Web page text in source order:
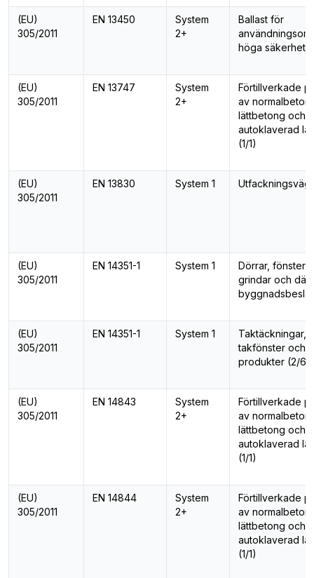
(EU)
305/2011
EN 13450
System
2+
Ballast för
höga
(EU)
305/2011
EN 13747
System
2+
Förtillverkade
av
lättbetong och
autoklaverad
(1/1)
(EU)
305/2011
EN 13830 System 1
(EU)
305/2011
EN 14351-1 System 1
Dörrar, fönster,
grindar och
(EU)
305/2011
EN 14351-1 System 1
Taktäckningar,
takfönster och
produkter (2/6)
(EU)
305/2011
EN 14843
System
2+
Förtillverkade
av
lättbetong och
autoklaverad
(1/1)
(EU)
305/2011
EN 14844
System
2+
Förtillverkade
av
lättbetong och
autoklaverad
(1/1)